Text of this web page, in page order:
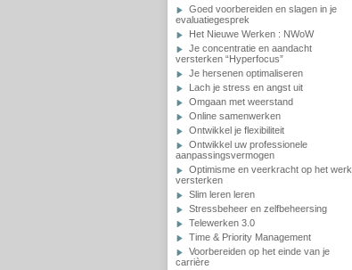
Goed voorbereiden en slagen in je
evaluatiegesprek
Het Nieuwe Werken : NWoW
Je concentratie en aandacht
versterken “Hyperfocus”
Je hersenen optimaliseren
Lach je stress en angst uit
Omgaan met weerstand
Online samenwerken
Ontwikkel je flexibiliteit
Ontwikkel uw professionele
aanpassingsvermogen
Optimisme en veerkracht op het werk
versterken
Slim leren leren
Stressbeheer en zelfbeheersing
Telewerken 3.0
Time & Priority Management
Voorbereiden op het einde van je
carrière